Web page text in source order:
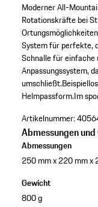
Moderner All-
Rotationskräfte bei
System für perfekte,
Schnalle für einfache
Anpassungssystem,
umschließt.
Helmpassform.Im
Artikelnummer:
Abmessungen
Abmessungen
250 mm x 220 mm x
Gewicht
800 g